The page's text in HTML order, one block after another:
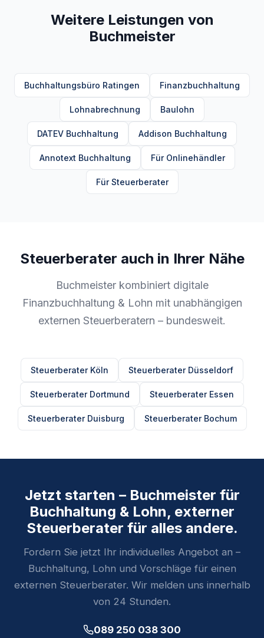
Weitere Leistungen von
Buchmeister
Buchhaltungsbüro Ratingen Finanzbuchhaltung
Lohnabrechnung Baulohn
DATEV Buchhaltung Addison Buchhaltung
Annotext Buchhaltung Für Onlinehändler
Für Steuerberater
Steuerberater auch in Ihrer Nähe
Buchmeister kombiniert digitale
Finanzbuchhaltung & Lohn mit unabhängigen
externen Steuerberatern – bundesweit.
Steuerberater Köln Steuerberater Düsseldorf
Steuerberater Dortmund Steuerberater Essen
Steuerberater Duisburg Steuerberater Bochum
Jetzt starten – Buchmeister für
Buchhaltung & Lohn, externer
Steuerberater für alles andere.
Fordern Sie jetzt Ihr individuelles Angebot an –
Buchhaltung, Lohn und Vorschläge für einen
externen Steuerberater. Wir melden uns innerhalb
von 24 Stunden.
089 250 038 300